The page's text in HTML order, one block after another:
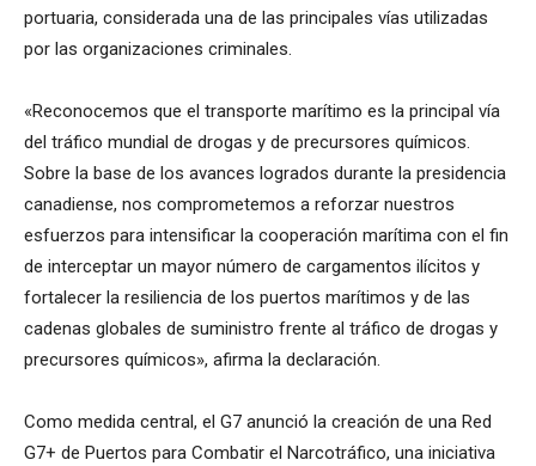
portuaria, considerada una de las principales vías utilizadas
por las organizaciones criminales.
«Reconocemos que el transporte marítimo es la principal vía
del tráfico mundial de drogas y de precursores químicos.
Sobre la base de los avances logrados durante la presidencia
canadiense, nos comprometemos a reforzar nuestros
esfuerzos para intensificar la cooperación marítima con el fin
de interceptar un mayor número de cargamentos ilícitos y
fortalecer la resiliencia de los puertos marítimos y de las
cadenas globales de suministro frente al tráfico de drogas y
precursores químicos», afirma la declaración.
Como medida central, el G7 anunció la creación de una Red
G7+ de Puertos para Combatir el Narcotráfico, una iniciativa